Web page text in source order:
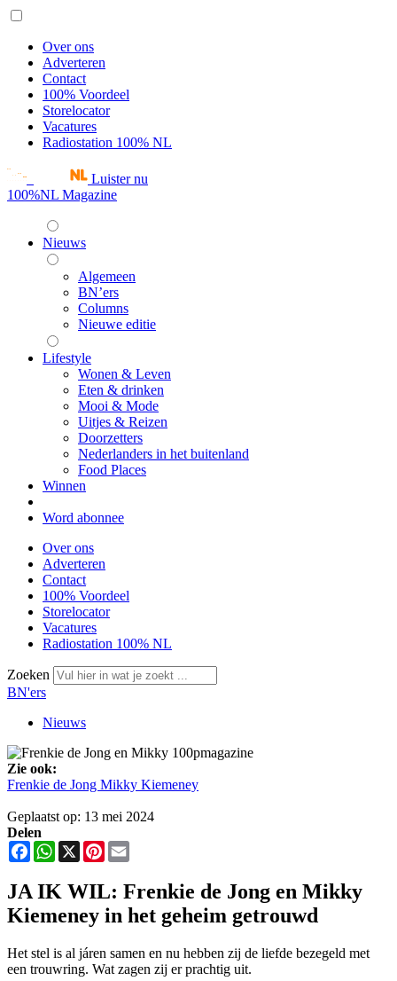
Over ons
Adverteren
Contact
100% Voordeel
Storelocator
Vacatures
Radiostation 100% NL
Luister nu
100%NL Magazine
Nieuws
Algemeen
BN’ers
Columns
Nieuwe editie
Lifestyle
Wonen & Leven
Eten & drinken
Mooi & Mode
Uitjes & Reizen
Doorzetters
Nederlanders in het buitenland
Food Places
Winnen
Word abonnee
Over ons
Adverteren
Contact
100% Voordeel
Storelocator
Vacatures
Radiostation 100% NL
Zoeken
BN'ers
Nieuws
Zie ook:
Frenkie de Jong Mikky Kiemeney
Geplaatst op: 13 mei 2024
Delen
FacebookWhatsApp
X Pinterest
JA IK WIL: Frenkie de Jong en Mikky
Kiemeney in het geheim getrouwd
Het stel is al járen samen en nu hebben zij de liefde bezegeld met
een trouwring. Wat zagen zij er prachtig uit.